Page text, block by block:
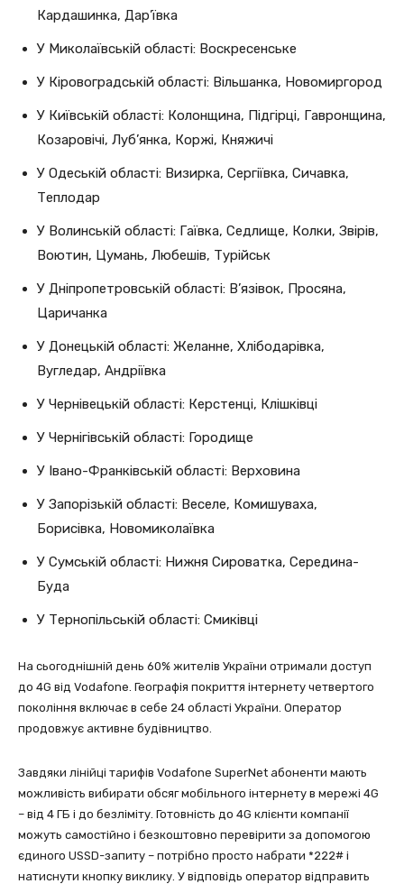
Кардашинка, Дар’ївка
У Миколаївській області: Воскресенське
У Кіровоградській області: Вільшанка, Новомиргород
У Київській області: Колонщина, Підгірці, Гавронщина,
Козаровічі, Луб’янка, Коржі, Княжичі
У Одеській області: Визирка, Сергіївка, Сичавка,
Теплодар
У Волинській області: Гаївка, Седлище, Колки, Звірів,
Воютин, Цумань, Любешів, Турійськ
У Дніпропетровській області: В’язівок, Просяна,
Царичанка
У Донецькій області: Желанне, Хлібодарівка,
Вугледар, Андріївка
У Чернівецькій області: Керстенці, Клішківці
У Чернігівській області: Городище
У Івано-Франківській області: Верховина
У Запорізькій області: Веселе, Комишуваха,
Борисівка, Новомиколаївка
У Сумській області: Нижня Сироватка, Середина-
Буда
У Тернопільській області: Смиківці
На сьогоднішній день 60% жителів України отримали доступ
до 4G від Vodafone. Географія покриття інтернету четвертого
покоління включає в себе 24 області України. Оператор
продовжує активне будівництво.
Завдяки лінійці тарифів Vodafone SuperNet абоненти мають
можливість вибирати обсяг мобільного інтернету в мережі 4G
– від 4 ГБ і до безліміту. Готовність до 4G клієнти компанії
можуть самостійно і безкоштовно перевірити за допомогою
єдиного USSD-запиту – потрібно просто набрати *222# і
натиснути кнопку виклику. У відповідь оператор відправить